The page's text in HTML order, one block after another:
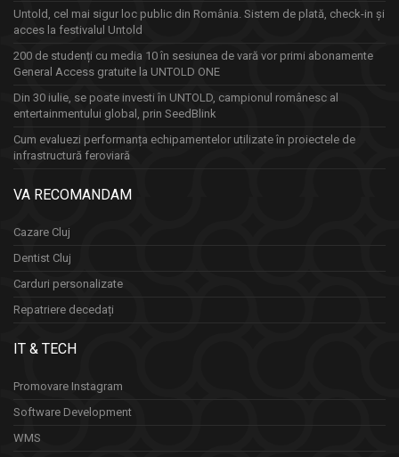
Untold, cel mai sigur loc public din România. Sistem de plată, check-in și
acces la festivalul Untold
200 de studenți cu media 10 în sesiunea de vară vor primi abonamente
General Access gratuite la UNTOLD ONE
Din 30 iulie, se poate investi în UNTOLD, campionul românesc al
entertainmentului global, prin SeedBlink
Cum evaluezi performanța echipamentelor utilizate în proiectele de
infrastructură feroviară
VA RECOMANDAM
Cazare Cluj
Dentist Cluj
Carduri personalizate
Repatriere decedați
IT & TECH
Promovare Instagram
Software Development
WMS